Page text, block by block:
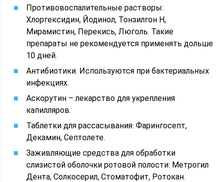
Противовоспалительные растворы:
Хлоргексидин, Йодинол, Тонзилгон Н,
Мирамистин, Перекись, Люголь. Такие
препараты не рекомендуется применять дольше
10 дней.
Антибиотики. Используются при бактериальных
инфекциях.
Аскорутин – лекарство для укрепления
капилляров.
Таблетки для рассасывания: Фарингосепт,
Декамин, Септолете.
Заживляющие средства для обработки
слизистой оболочки ротовой полости: Метрогил
Дента, Солкосерил, Стоматофит, Ротокан.